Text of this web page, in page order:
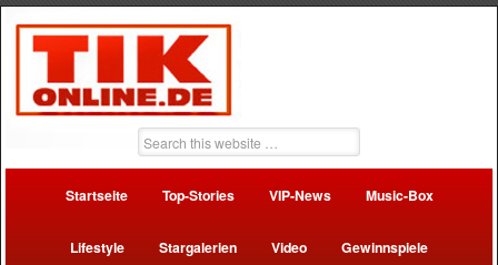
Startseite Top-Stories VIP-News Music-Box
Lifestyle Stargalerien Video Gewinnspiele